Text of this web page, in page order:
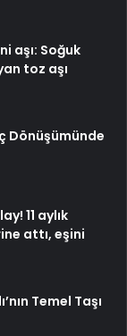
aşı: Soğuk
toz aşı
Dönüşümünde
11 aylık
attı, eşini
Temel Taşı